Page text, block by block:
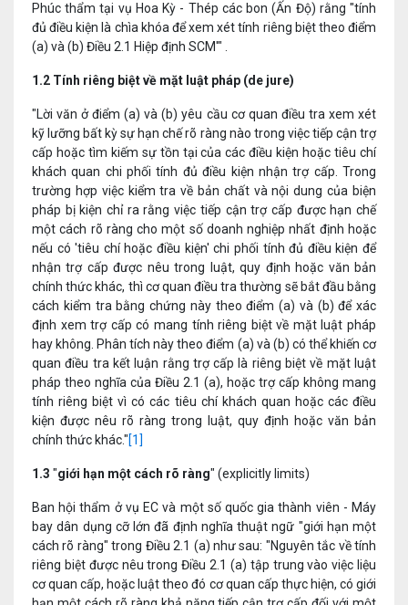
Phúc thẩm tại vụ Hoa Kỳ - Thép các bon (Ấn Độ) rằng "tính
đủ điều kiện là chìa khóa để xem xét tính riêng biệt theo điểm
(a) và (b) Điều 2.1 Hiệp định SCM'" .
1.2 Tính riêng biệt về mặt luật pháp (de jure)
"Lời văn ở điểm (a) và (b) yêu cầu cơ quan điều tra xem xét
kỹ lưỡng bất kỳ sự hạn chế rõ ràng nào trong việc tiếp cận trợ
cấp hoặc tìm kiếm sự tồn tại của các điều kiện hoặc tiêu chí
khách quan chi phối tính đủ điều kiện nhận trợ cấp. Trong
trường hợp việc kiểm tra về bản chất và nội dung của biện
pháp bị kiện chỉ ra rằng việc tiếp cận trợ cấp được hạn chế
một cách rõ ràng cho một số doanh nghiệp nhất định hoặc
nếu có 'tiêu chí hoặc điều kiện' chi phối tính đủ điều kiện để
nhận trợ cấp được nêu trong luật, quy định hoặc văn bản
chính thức khác, thì cơ quan điều tra thường sẽ bắt đầu bằng
cách kiểm tra bằng chứng này theo điểm (a) và (b) để xác
định xem trợ cấp có mang tính riêng biệt về mặt luật pháp
hay không. Phân tích này theo điểm (a) và (b) có thể khiến cơ
quan điều tra kết luận rằng trợ cấp là riêng biệt về mặt luật
pháp theo nghĩa của Điều 2.1 (a), hoặc trợ cấp không mang
tính riêng biệt vì có các tiêu chí khách quan hoặc các điều
kiện được nêu rõ ràng trong luật, quy định hoặc văn bản
chính thức khác."[1]
1.3 "giới hạn một cách rõ ràng" (explicitly limits)
Ban hội thẩm ở vụ EC và một số quốc gia thành viên - Máy
bay dân dụng cỡ lớn đã định nghĩa thuật ngữ "giới hạn một
cách rõ ràng" trong Điều 2.1 (a) như sau: "Nguyên tắc về tính
riêng biệt được nêu trong Điều 2.1 (a) tập trung vào việc liệu
cơ quan cấp, hoặc luật theo đó cơ quan cấp thực hiện, có giới